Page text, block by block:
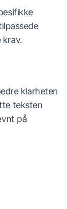
krav.
klarheten
teksten
på